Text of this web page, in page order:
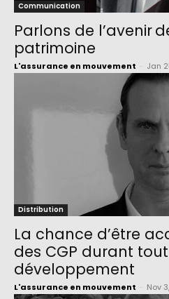
Communication
Parlons de l’avenir
patrimoine
L'assurance en mouvement Jan
Distribution
La chance d’être
des CGP durant
développement
L'assurance en mouvement Nov